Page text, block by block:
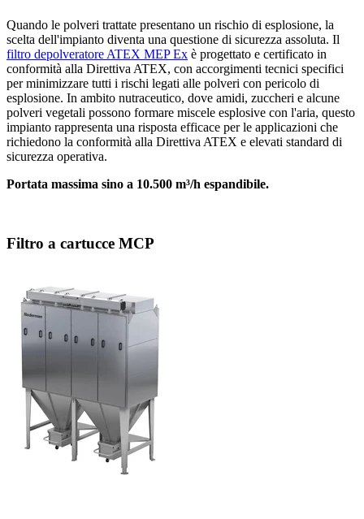
Quando le polveri trattate presentano un rischio di esplosione, la
scelta dell'impianto diventa una questione di sicurezza assoluta. Il
filtro depolveratore ATEX MEP Ex è progettato e certificato in
conformità alla Direttiva ATEX, con accorgimenti tecnici specifici
per minimizzare tutti i rischi legati alle polveri con pericolo di
esplosione. In ambito nutraceutico, dove amidi, zuccheri e alcune
polveri vegetali possono formare miscele esplosive con l'aria, questo
impianto rappresenta una risposta efficace per le applicazioni che
richiedono la conformità alla Direttiva ATEX e elevati standard di
sicurezza operativa.
Portata massima sino a 10.500 m³/h espandibile.
Filtro a cartucce MCP